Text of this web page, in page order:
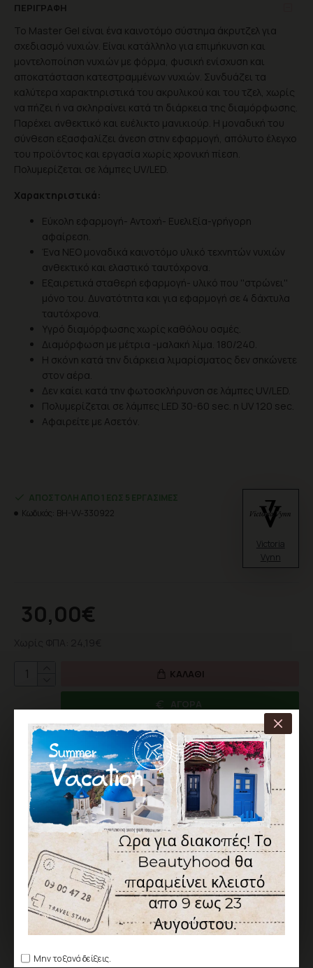
Μην το ξανά δείξεις.
ΠΕΡΙΓΡΑΦΉ
Το Master Gel είναι ένα καινοτόμο σύστημα άκρυτζελ για
σχεδιασμό νυχιών. Είναι κατάλληλο για επιμήκυνση και
μοντελοποίηση νυχιών με φόρμα, φυσική ενίσχυση και
αποκατάσταση κατεστραμμένων νυχιών. Συνδυάζει τα
καλύτερα χαρακτηριστικά του ακρυλικού και του τζελ, χωρίς
να πήζει ή να σκληραίνει κατά τη διάρκεια της διαμόρφωσης.
Παρέχει ανθεκτικό και ευέλικτο μανικιούρ. Η μοναδική του
σύνθεση εξασφαλίζει άνεση στην εφαρμογή, απόλυτο έλεγχο
του προϊόντος και εργασία χωρίς χρονική πίεση.
Πολυμερίζεται σε λάμπες UV/LED.
Χαρακτηριστικά:
Εύκολη εφαρμογή- Αντοχή- Ευελιξία-γρήγορη
αφαίρεση.
Ένα ΝΕΟ μοναδικά καινοτόμο υλικό τεχνητών νυχιών
ανθεκτικό και ελαστικό ταυτόχρονα.
Εξαιρετικά σταθερή εφαρμογή- υλικό που ''στρώνει''
μόνο του. Δυνατότητα και για εφαρμογή σε 4 δάχτυλα
ταυτόχρονα.
Υγρό διαμόρφωσης χωρίς καθόλου οσμές.
Διαμόρφωση με μέτρια -μαλακή λίμα. 180/240.
Η σκόνη κατά την διάρκεια λιμαρίσματος δεν σηκώνετε
στον αέρα.
Δεν καίει κατά την φωτοσκλήρυνση σε λάμπες UV/LED.
Πολυμερίζεται σε λάμπες LED 30-60 sec. η UV 120 sec.
Αφαιρείτε με Ασετόν.
Σύμφωνα με 0 αξιολογήσεις. - Γράψτε μια αξιολόγηση
30,00€
ΑΠΟΣΤΟΛΉ ΑΠΌ 1 ΈΩΣ 5 ΕΡΓΆΣΙΜΕΣ
Κωδικός: BH-VV-330922
Victoria
Vynn
ΚΑΛΆΘΙ
ΕΠΙΘΥΜΗΤΌ ΣΎΓΚΡΙΣΗ
ΑΞΙΟΛΌΓΗΣΗ
Δεν υπάρχουν αξιολογήσεις για το προϊόν.
ΓΡΆΨΤΕ ΜΙΑ ΑΞΙΟΛΌΓΗΣΗ
Παρακαλώ συνδεθείτε δημιουργήστε λογαριασμό
αξιολογήσετε